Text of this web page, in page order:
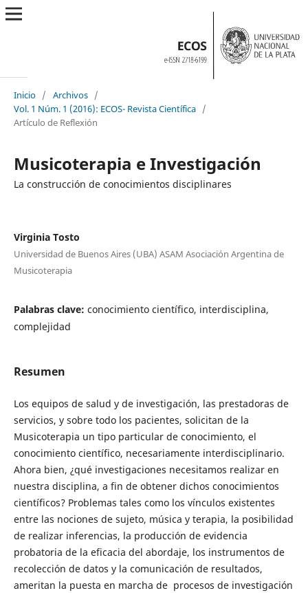
Inicio / Archivos /
Vol. 1 Núm. 1 (2016): ECOS- Revista Científica /
Artículo de Reflexión
Musicoterapia e Investigación
La construcción de conocimientos disciplinares
Virginia Tosto
Universidad de Buenos Aires (UBA) ASAM Asociación Argentina de
Musicoterapia
Palabras clave: conocimiento científico, interdisciplina,
complejidad
Resumen
Los equipos de salud y de investigación, las prestadoras de
servicios, y sobre todo los pacientes, solicitan de la
Musicoterapia un tipo particular de conocimiento, el
conocimiento científico, necesariamente interdisciplinario.
Ahora bien, ¿qué investigaciones necesitamos realizar en
nuestra disciplina, a fin de obtener dichos conocimientos
científicos? Problemas tales como los vínculos existentes
entre las nociones de sujeto, música y terapia, la posibilidad
de realizar inferencias, la producción de evidencia
probatoria de la eficacia del abordaje, los instrumentos de
recolección de datos y la comunicación de resultados,
ameritan la puesta en marcha de procesos de investigación